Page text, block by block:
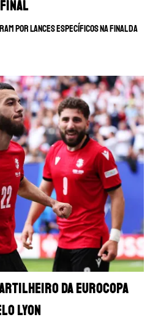
final
por lances específicos na final da
da Eurocopa
Lyon